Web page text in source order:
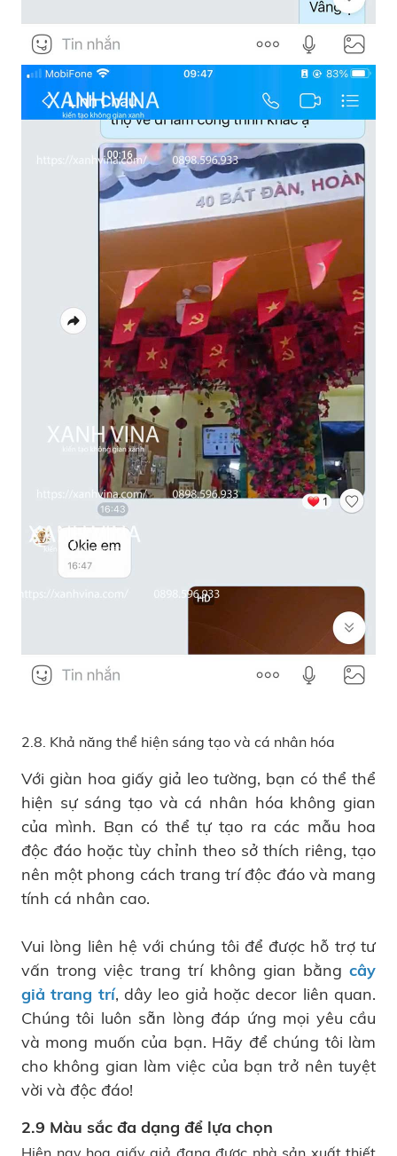
2.8. Khả năng thể hiện sáng tạo và cá nhân hóa
Với giàn hoa giấy giả leo tường, bạn có thể thể
hiện sự sáng tạo và cá nhân hóa không gian
của mình. Bạn có thể tự tạo ra các mẫu hoa
độc đáo hoặc tùy chỉnh theo sở thích riêng, tạo
nên một phong cách trang trí độc đáo và mang
tính cá nhân cao.
Vui lòng liên hệ với chúng tôi để được hỗ trợ tư
vấn trong việc trang trí không gian bằng cây
giả trang trí, dây leo giả hoặc decor liên quan.
Chúng tôi luôn sẵn lòng đáp ứng mọi yêu cầu
và mong muốn của bạn. Hãy để chúng tôi làm
cho không gian làm việc của bạn trở nên tuyệt
vời và độc đáo!
2.9 Màu sắc đa dạng để lựa chọn